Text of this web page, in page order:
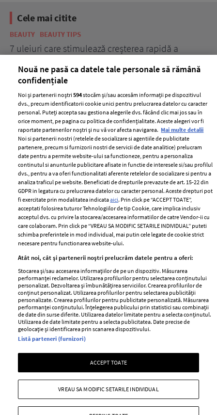
Cele mai citite
BEAUTY BEAUTY TIPS
7 uleiuri care stimulează creșterea rapidă a
ELLE Style Awards
2024
Despre ELLE
Romania
Contact
Abonamente
Termeni si conditii
Politica de
confidențialitate
Politica de cookies
Publicitate
GSP
Unica
Baby
Retete
femei
Viva
Avantaje
Retete practice
Pariază responsabil! Decizia ONJN nr. 821/25.09.2025.
Jocurile de noroc sunt interzise minorilor.
Copyright © 2026 Ringier Romania SRL
Nouă ne pasă ca datele tale personale să rămână
confidențiale
Noi și partenerii noștri594stocăm și/sau accesăm informații pe dispozitivul
dvs., precum identificatorii cookie unici pentru prelucrarea datelor cu caracter
personal. Puteți accepta sau gestiona alegerile dvs. făcând clic mai jos sau în
orice moment, pe pagina cu politica de confidențialitate. Aceste alegeri vor fi
raportate partenerilor noștri și nu vă vor afecta navigarea. Mai multe detalii
Noi si partenerii nostri (retelele de socializare si agentiile de publicitate
partenere, precum si furnizorii nostri de servicii de date analitice) prelucram
date pentru a permite website-ului sa functioneze, pentru a personaliza
continutul si anunturile publicitare afisate in functie de interesele si/sau profilul
dvs., pentru a va oferi functionalitati aferente retelelor de socializare si pentru a
analiza traficul pe website. Beneficiati de drepturile prevazute de art. 15-22 din
GDPR in legatura cu prelucrarea datelor cu caracter personal. Aceste drepturi pot
fi exercitate prin modalitatea indicataaici. Prin click pe “ACCEPT TOATE”,
acceptati folosirea tuturor Tehnologiilor de tip Cookie, care implica inclusiv
acceptul dvs. cu privire la stocarea/accesarea informatiilor de catre Vendor-ii cu
care colaboram. Prin click pe “VREAU SA MODIFIC SETARILE INDIVIDUAL” puteti
schimba preferintele in mod individual, mai putin cele legate de cookie strict
necesare pentru functionarea website-ului.
Atât noi, cât și partenerii noștri prelucrăm datele pentru a oferi:
Stocarea și/sau accesarea informațiilor de pe un dispozitiv. Măsurarea
performanței reclamelor. Utilizarea profilurilor pentru selectarea conținutului
personalizat. Dezvoltarea și îmbunătățirea serviciilor. Crearea profilurilor de
conținut personalizat. Utilizarea profilurilor pentru selectarea publicității
personalizate. Crearea profilurilor pentru publicitate personalizată. Măsurarea
performanței conținutului. Înțelegerea publicului prin statistici sau combinații
de date din surse diferite. Utilizarea datelor limitate pentru a selecta conținutul.
Utilizarea de date limitate pentru a selecta publicitatea. Date precise de
geolocație și identificarea prin scanarea dispozitivului.
Listă parteneri (furnizori)
ACCEPT TOATE
VREAU SA MODIFIC SETARILE INDIVIDUAL